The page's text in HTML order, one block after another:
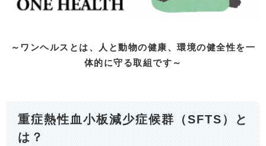
～ワンヘルスとは、人と動物の健康、環境の健全性を一
体的に守る取組です～
重症熱性血小板減少症候群（SFTS）と
は？